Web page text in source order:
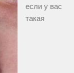
если у вас
такая